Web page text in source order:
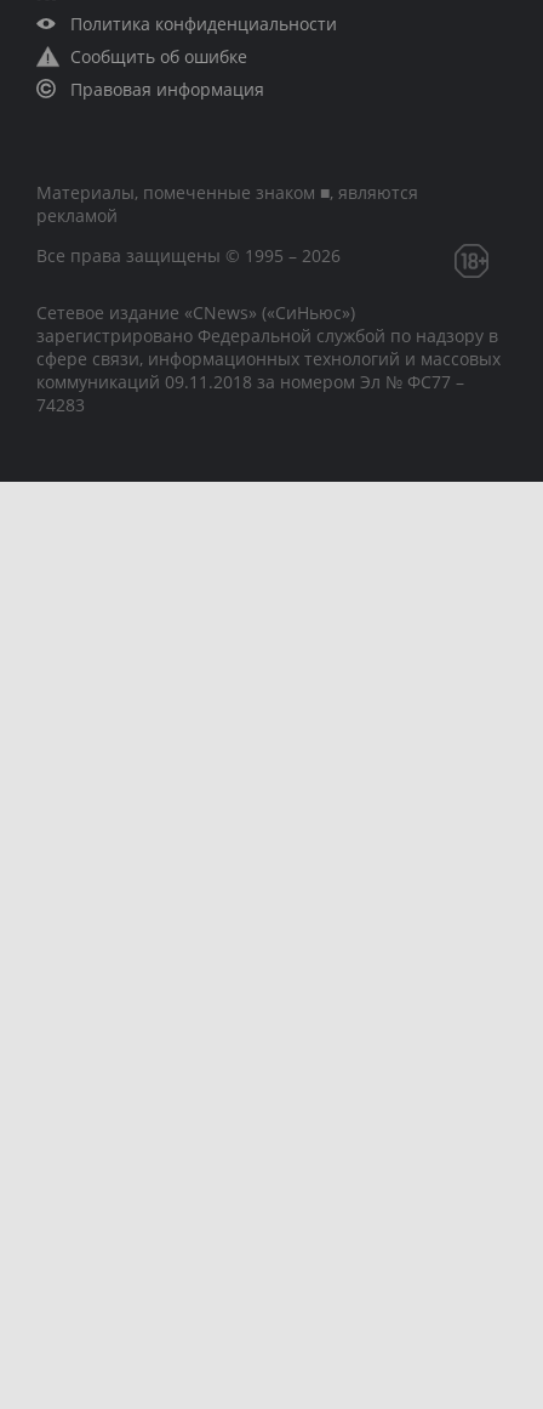
Политика конфиденциальности
Сообщить об ошибке
Правовая информация
Материалы, помеченные знаком ■, являются
рекламой
Все права защищены © 1995 – 2026
Сетевое издание «CNews» («СиНьюс»)
зарегистрировано Федеральной службой по надзору в
сфере связи, информационных технологий и массовых
коммуникаций 09.11.2018 за номером Эл № ФС77 –
74283